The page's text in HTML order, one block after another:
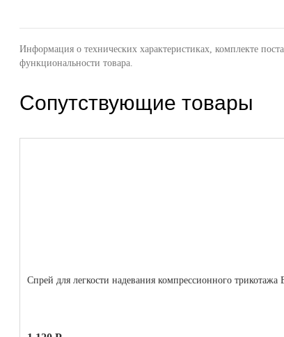
Информация о технических характеристиках, комплекте
функциональности товара.
Сопутствующие товары
Cпрей для легкости надевания компрессионного